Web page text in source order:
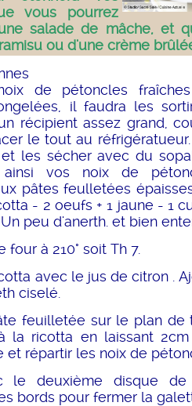
vous pourrez
salade de mâche, et
ou d'une crème
de pétoncles
il faudra les
récipient assez grand,
le tout au réfrigératueur.
les sécher avec du
ainsi vos noix de
pâtes feulletées
- 2 oeufs + 1 jaune - 1
peu d'anerth. et bien
four à 210° soit Th 7.
avec le jus de citron .
ciselé.
feuilletée sur le plan de
la ricotta en laissant
et répartir les noix de
le deuxième disque de
bords pour fermer la